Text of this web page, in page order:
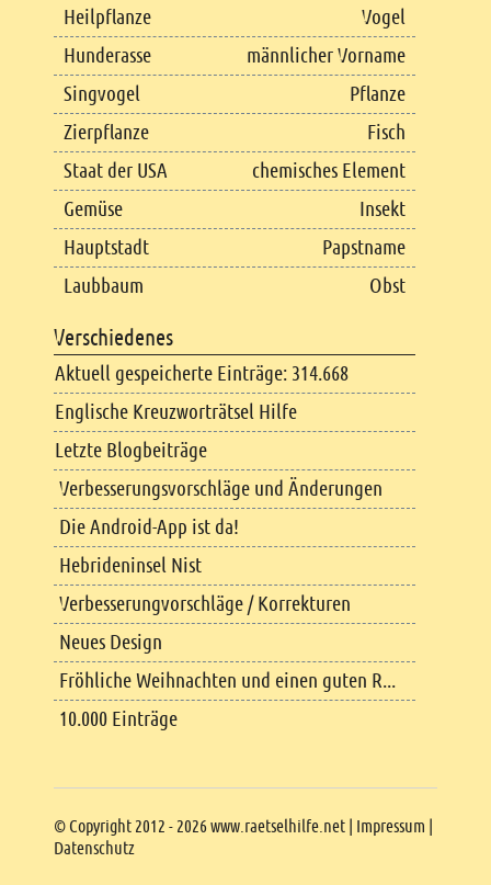
Copyright
© Copyright 2012 - 2026 www.raetselhilfe.net | Impressum |
Datenschutz
Heilpflanze
Vogel
Hunderasse
männlicher Vorname
Singvogel
Pflanze
Zierpflanze
Fisch
Staat der USA
chemisches Element
Gemüse
Insekt
Hauptstadt
Papstname
Laubbaum
Obst
Verschiedenes
Aktuell gespeicherte Einträge: 314.668
Englische Kreuzworträtsel Hilfe
Letzte Blogbeiträge
Verbesserungsvorschläge und Änderungen
Die Android-App ist da!
Hebrideninsel Nist
Verbesserungvorschläge / Korrekturen
Neues Design
Fröhliche Weihnachten und einen guten R...
10.000 Einträge